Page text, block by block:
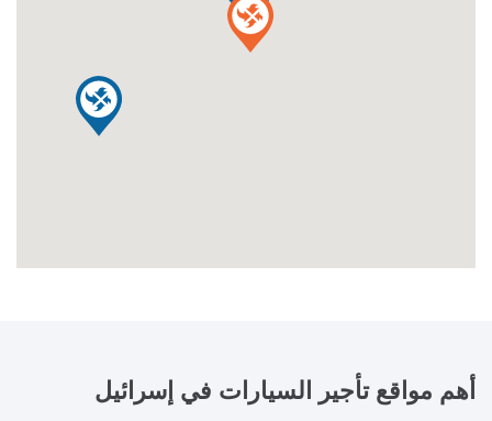
أهم مواقع تأجير السيارات في إسرائيل